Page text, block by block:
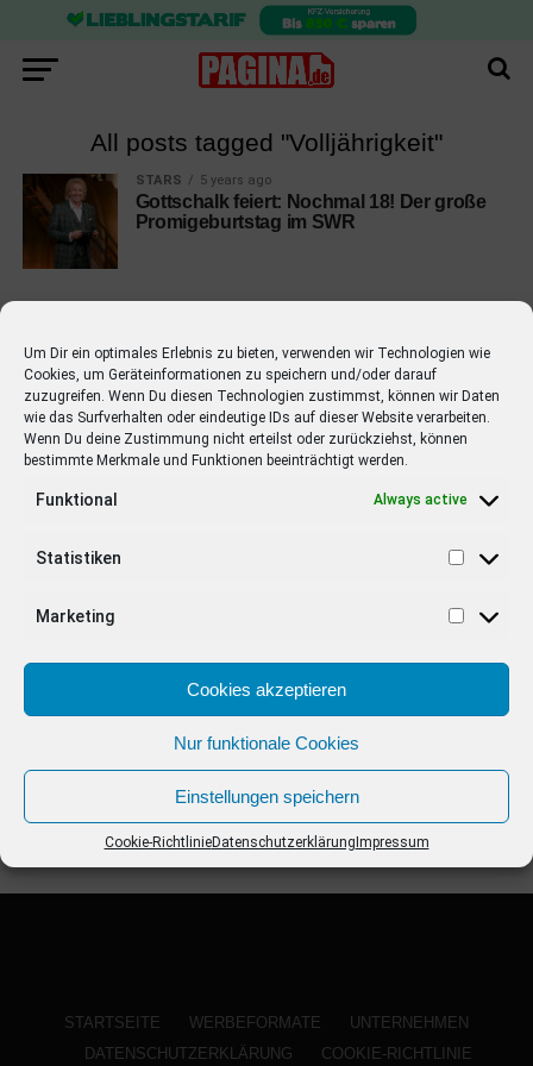
Um Dir ein optimales Erlebnis zu bieten, verwenden wir Technologien wie
Cookies, um Geräteinformationen zu speichern und/oder darauf
zuzugreifen. Wenn Du diesen Technologien zustimmst, können wir Daten
wie das Surfverhalten oder eindeutige IDs auf dieser Website verarbeiten.
Wenn Du deine Zustimmung nicht erteilst oder zurückziehst, können
bestimmte Merkmale und Funktionen beeinträchtigt werden.
Funktional Always active
Statistiken
Marketing
Cookies akzeptieren
Nur funktionale Cookies
Einstellungen speichern
Cookie-RichtlinieDatenschutzerklärung Impressum
All posts tagged "Volljährigkeit"
STARS 5 years ago
Gottschalk feiert: Nochmal 18! Der große
Promigeburtstag im SWR
EMPFOHLEN
STARS 4 years ago
Barbara Schöneberger Moderatorin
von “Verstehen Sie Spaß?”
STARTSEITE WERBEFORMATE
UNTERNEHMEN
DATENSCHUTZERKLÄRUNG
COOKIE-RICHTLINIE